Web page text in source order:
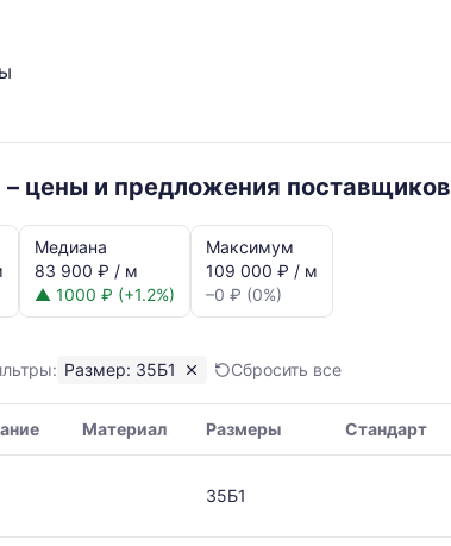
цены и предложения поставщиков
Медиана
83 900 ₽ / м
▲ 1000 ₽ (+1.2%)
Максимум
109 000 ₽ / м
–0 ₽ (0%)
Размер: 35Б1 Сбросить все
Материал Размеры Стандарт
35Б1